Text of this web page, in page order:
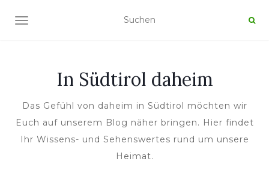
NAVIGATION UMSCHALTEN
In Südtirol daheim
Das Gefühl von daheim in Südtirol möchten wir
Euch auf unserem Blog näher bringen. Hier findet
Ihr Wissens- und Sehenswertes rund um unsere
Heimat.